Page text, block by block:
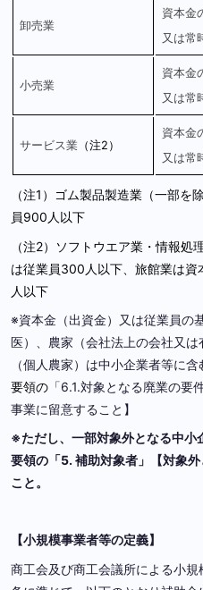
卸売業
資本金
又は常
小売業
資本金
又は常
サービス業 （注2 ）
資本金
又は常
（注1）ゴム製品製造業（一部
員900人以下
（注2）ソフトウエア業・情報処
は従業員300人以下、旅館業は
人以下
※資本金（出資金）又は従業員の
医）、農家（会社法上の会社又
（個人農家）は中小企業者等に
要領の 「6.1.対象となる廃業の
事業に留意すること】
※ただし、一部対象外となる中小
要領の「5. 補助対象者」【対象
こと。
【小規模事業者等の定義】
商工会及び商工会議所による小